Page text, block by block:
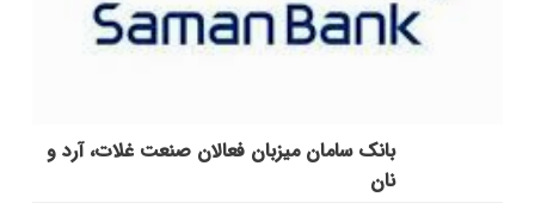
بانک سامان میزبان فعالان صنعت غلات، آرد و
نان